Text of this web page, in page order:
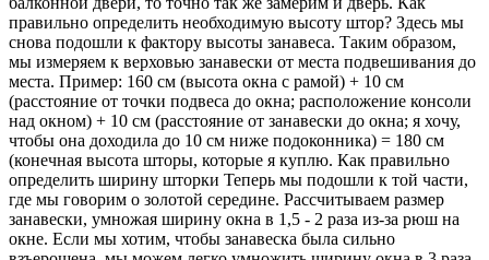
правильно определить необходимую высоту штор? Здесь мы
снова подошли к фактору высоты занавеса. Таким образом,
мы измеряем к верховью занавески от места подвешивания до
места. Пример: 160 см (высота окна с рамой) + 10 см
(расстояние от точки подвеса до окна; расположение консоли
над окном) + 10 см (расстояние от занавески до окна; я хочу,
чтобы она доходила до 10 см ниже подоконника) = 180 см
(конечная высота шторы, которые я куплю. Как правильно
определить ширину шторки Теперь мы подошли к той части,
где мы говорим о золотой середине. Рассчитываем размер
занавески, умножая ширину окна в 1,5 - 2 раза из-за рюш на
окне. Если мы хотим, чтобы занавеска была сильно